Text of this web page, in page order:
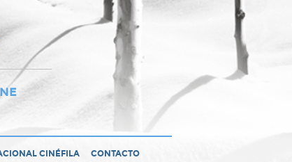
CINÉFILA CONTACTO